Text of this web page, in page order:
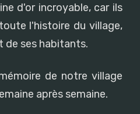
d'or incroyable, car ils
l'histoire du village,
de ses habitants.
de notre village
après semaine.